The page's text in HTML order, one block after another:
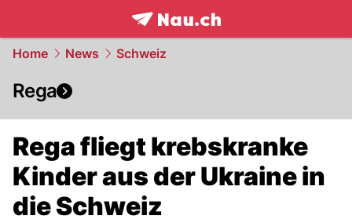
frontpage.NAU.ch
Home News Schweiz
Rega
Rega fliegt krebskranke
Kinder aus der Ukraine in
die Schweiz